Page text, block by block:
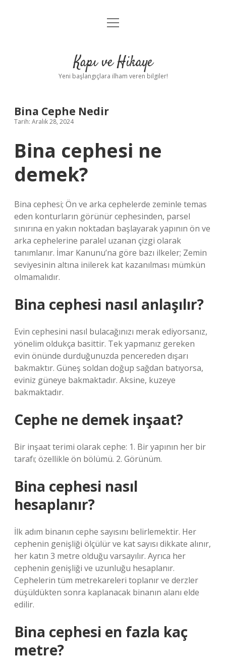
Anasayfa
Yasal Uyarı
menüyü
Kapı ve Hikaye
Yeni başlangıçlara ilham veren bilgiler!
Bina Cephe Nedir
Tarih: Aralık 28, 2024
Bina cephesi ne
demek?
Bina cephesi; Ön ve arka cephelerde zeminle temas
eden konturların görünür cephesinden, parsel
sınırına en yakın noktadan başlayarak yapının ön ve
arka cephelerine paralel uzanan çizgi olarak
tanımlanır. İmar Kanunu’na göre bazı ilkeler; Zemin
seviyesinin altına inilerek kat kazanılması mümkün
olmamalıdır.
Bina cephesi nasıl anlaşılır?
Evin cephesini nasıl bulacağınızı merak ediyorsanız,
yönelim oldukça basittir. Tek yapmanız gereken
evin önünde durduğunuzda pencereden dışarı
bakmaktır. Güneş soldan doğup sağdan batıyorsa,
eviniz güneye bakmaktadır. Aksine, kuzeye
bakmaktadır.
Cephe ne demek inşaat?
Bir inşaat terimi olarak cephe: 1. Bir yapının her bir
tarafı; özellikle ön bölümü. 2. Görünüm.
Bina cephesi nasıl
hesaplanır?
İlk adım binanın cephe sayısını belirlemektir. Her
cephenin genişliği ölçülür ve kat sayısı dikkate alınır,
her katın 3 metre olduğu varsayılır. Ayrıca her
cephenin genişliği ve uzunluğu hesaplanır.
Cephelerin tüm metrekareleri toplanır ve derzler
düşüldükten sonra kaplanacak binanın alanı elde
edilir.
Bina cephesi en fazla kaç
metre?